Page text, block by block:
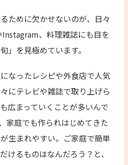
ために欠かせないのが、日々
、料理雑誌にも目を
」を見極めています。
になったレシピや外食店で人気
にテレビや雑誌で取り上げら
広まっていくことが多いんで
家庭でも作られはじめてきた
生まれやすい。ご家庭で簡単
けるものはなんだろう？と、